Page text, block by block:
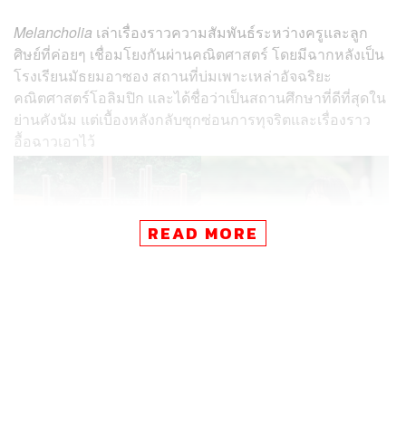
Melancholia เล่าเรื่องราวความสัมพันธ์ระหว่างครูและลูก
ศิษย์ที่ค่อยๆ เชื่อมโยงกันผ่านคณิตศาสตร์ โดยมีฉากหลังเป็น
โรงเรียนมัธยมอาซอง สถานที่บ่มเพาะเหล่าอัจฉริยะ
คณิตศาสตร์โอลิมปิก และได้ชื่อว่าเป็นสถานศึกษาที่ดีที่สุดใน
ย่านคังนัม แต่เบื้องหลังกลับซุกซ่อนการทุจริตและเรื่องราว
อื้อฉาวเอาไว้
READ MORE